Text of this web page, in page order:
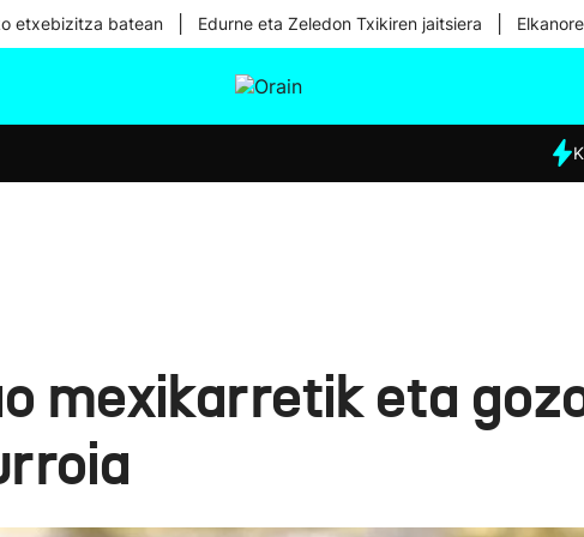
etxebizitza batean Edurne eta Zeledon Txikiren jaitsiera
Eguraldia
mexikarretik eta